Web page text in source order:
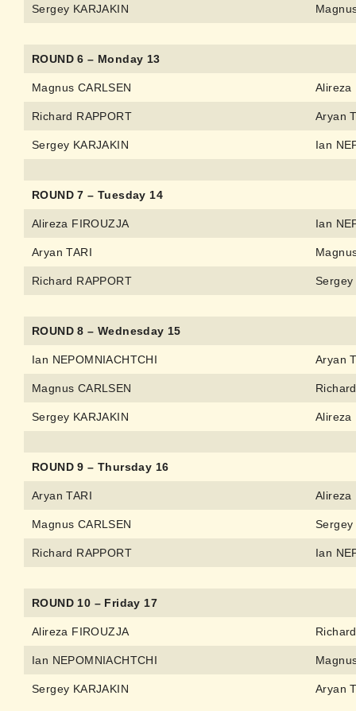
Sergey KARJAKIN
ROUND 6 – Monday 13
Magnus CARLSEN Alireza
Richard RAPPORT Aryan
Sergey KARJAKIN Ian
ROUND 7 – Tuesday 14
Alireza FIROUZJA Ian
Aryan TARI
Richard RAPPORT Sergey
ROUND 8 – Wednesday 15
Ian NEPOMNIACHTCHI Aryan
Magnus CARLSEN
Sergey KARJAKIN Alireza
ROUND 9 – Thursday 16
Aryan TARI Alireza
Magnus CARLSEN Sergey
Richard RAPPORT Ian
ROUND 10 – Friday 17
Alireza FIROUZJA
Ian NEPOMNIACHTCHI
Sergey KARJAKIN Aryan